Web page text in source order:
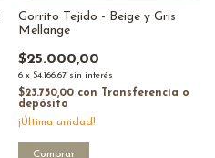
Gorrito Tejido - Beige y Gris
Mellange
$25.000,00
6 x $4.166,67 sin interés
$23.750,00 con
Transferencia o
depósito
¡Última unidad!